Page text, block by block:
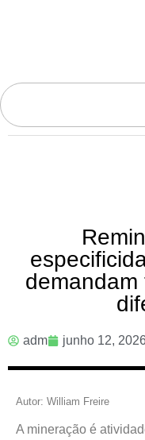
adm junho 12,
Autor: William Freire
A mineração é